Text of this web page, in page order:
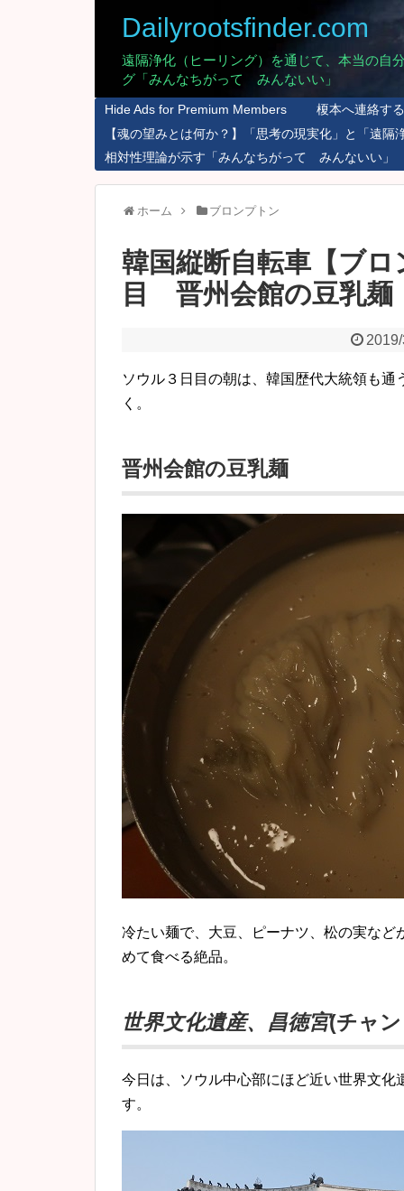
Dailyrootsfinder.com
遠隔浄化（ヒーリング）を通じて、本当の
グ「みんなちがって みんないい」
Hide Ads for Premium Members
榎本へ連絡す
【魂の望みとは何か？】「思考の現実化」と「遠隔
相対性理論が示す「みんなちがって みんないい」
ホーム ブロンプトン
韓国縦断自転車【ブ
目 晋州会館の豆乳
ソウル３日目の朝は、韓国歴代大統領も
く。
晋州会館の豆乳麺
冷たい麺で、大豆、ピーナツ、松の実な
めて食べる絶品。
世界文化遺産、昌徳宮(チャ
今日は、ソウル中心部にほど近い世界文化
す。